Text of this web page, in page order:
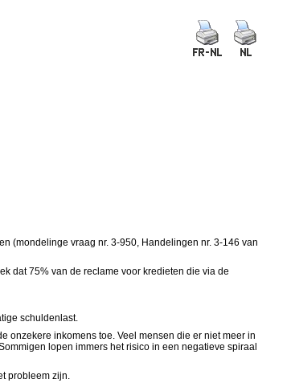
(mondelinge vraag nr. 3-950, Handelingen nr. 3-146 van
dat 75% van de reclame voor kredieten die via de
schuldenlast.
onzekere inkomens toe. Veel mensen die er niet meer in
lopen immers het risico in een negatieve spiraal
probleem zijn.